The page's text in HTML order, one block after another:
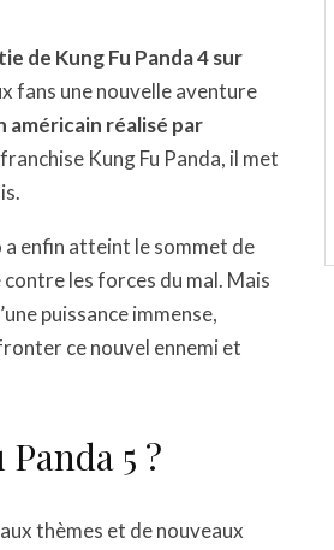
de Kung Fu Panda 4 sur
fans une nouvelle aventure
américain réalisé par
Kung Fu Panda, il met
enfin atteint le sommet de
les forces du mal. Mais
puissance immense,
ce nouvel ennemi et
5 ?
thèmes et de nouveaux